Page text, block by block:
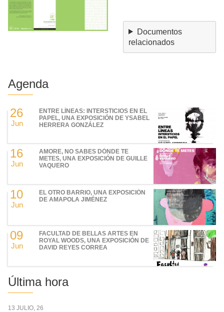
Documentos
relacionados
Agenda
26
Jun
ENTRE LÍNEAS: INTERSTICIOS EN EL
PAPEL, UNA EXPOSICIÓN DE YSABEL
HERRERA GONZÁLEZ
16
Jun
AMORE, NO SABES DÓNDE TE
METES, UNA EXPOSICIÓN DE GUILLE
VAQUERO
10
Jun
EL OTRO BARRIO, UNA EXPOSICIÓN
DE AMAPOLA JIMÉNEZ
09
Jun
FACULTAD DE BELLAS ARTES EN
ROYAL WOODS, UNA EXPOSICIÓN DE
DAVID REYES CORREA
Última hora
13 JULIO, 26